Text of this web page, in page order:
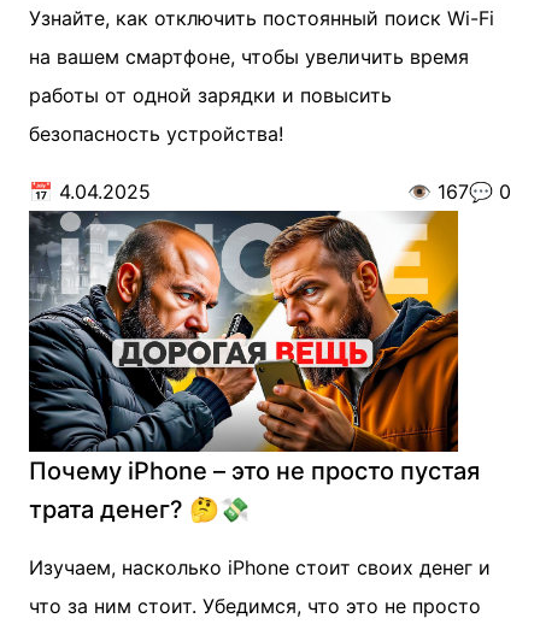
Узнайте, как отключить постоянный поиск Wi-Fi
на вашем смартфоне, чтобы увеличить время
работы от одной зарядки и повысить
безопасность устройства!
📅 4.04.2025 👁️ 167💬 0
Почему iPhone – это не просто пустая
трата денег? 🤔💸
Изучаем, насколько iPhone стоит своих денег и
что за ним стоит. Убедимся, что это не просто